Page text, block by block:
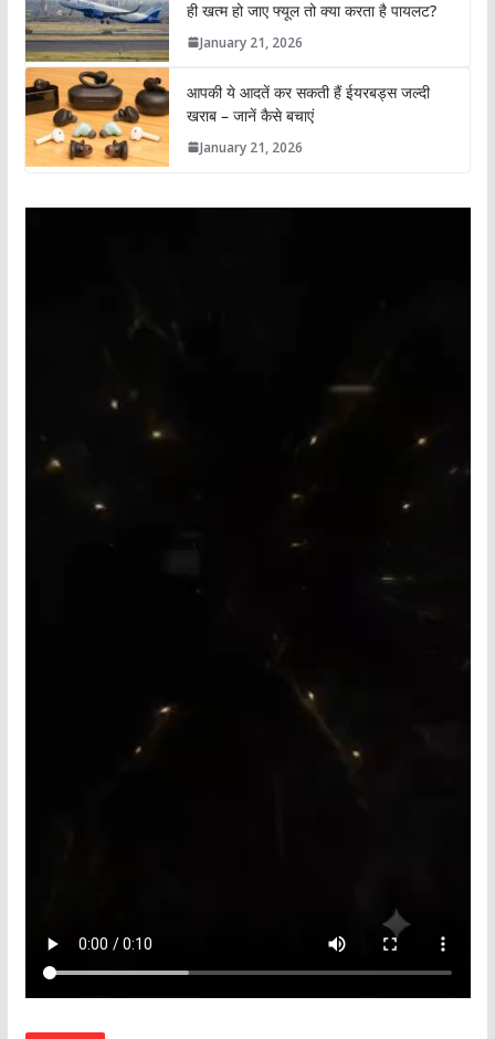
ही खत्म हो जाए फ्यूल तो क्या करता है पायलट?
January 21, 2026
आपकी ये आदतें कर सकती हैं ईयरबड्स जल्दी
खराब – जानें कैसे बचाएं
January 21, 2026